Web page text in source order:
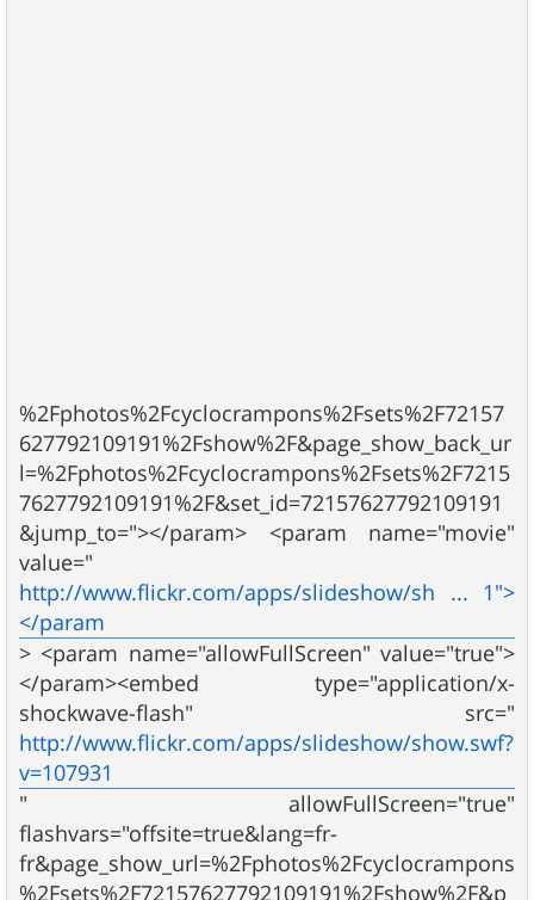
%2Fphotos%2Fcyclocrampons%2Fsets%2F72157
627792109191%2Fshow%2F&page_show_back_ur
l=%2Fphotos%2Fcyclocrampons%2Fsets%2F7215
7627792109191%2F&set_id=72157627792109191
&jump_to="></param> <param name="movie"
value="
http://www.flickr.com/apps/slideshow/sh ... 1">
</param
> <param name="allowFullScreen" value="true">
</param><embed type="application/x-
shockwave-flash" src="
http://www.flickr.com/apps/slideshow/show.swf?
v=107931
" allowFullScreen="true"
flashvars="offsite=true&lang=fr-
fr&page_show_url=%2Fphotos%2Fcyclocrampons
%2Fsets%2F72157627792109191%2Fshow%2F&p